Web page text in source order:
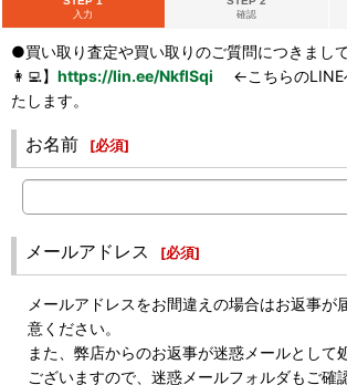
入力
確認
●買い取り査定や買い取りのご質問につきまし
👩‍💻】 https://lin.ee/NkflSqi ←こちらのLINE
たします。
お名前 [必須]
メールアドレス [必須]
メールアドレスをお間違えの場合はお返事が
意ください。
また、弊店からのお返事が迷惑メールとして
ございますので、迷惑メールフォルダもご確